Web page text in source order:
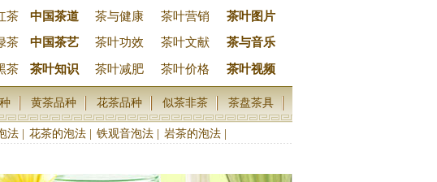
茶 中国茶道 茶与健康 茶叶营销
茶叶图片
茶 中国茶艺 茶叶功效 茶叶文献 茶与音乐
茶 茶叶知识 茶叶减肥 茶叶价格 茶叶视频
黄茶品种 花茶品种 似茶非茶 茶盘茶具
法| 花茶的泡法| 铁观音泡法| 岩茶的泡法|